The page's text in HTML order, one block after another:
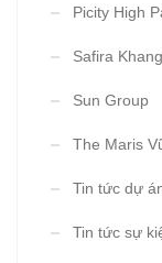
Picity High
Safira
Sun Group
The Maris
Tin tức dự
Tin tức sự